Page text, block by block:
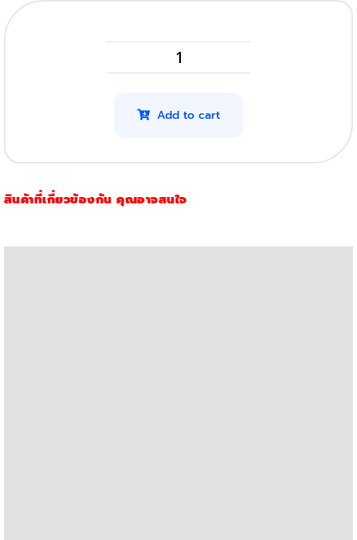
Brother
L2360Dn
Add to cart
สินค้าที่เกี่ยวข้องกัน คุณอาจสนใจ